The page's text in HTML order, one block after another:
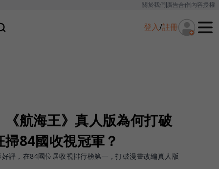
關於我們廣告合作內容授權
登入/註冊
航海王》真人版為何打破
84國收視冠軍？
評，在84國位居收視排行榜第一，打破漫畫改編真人版